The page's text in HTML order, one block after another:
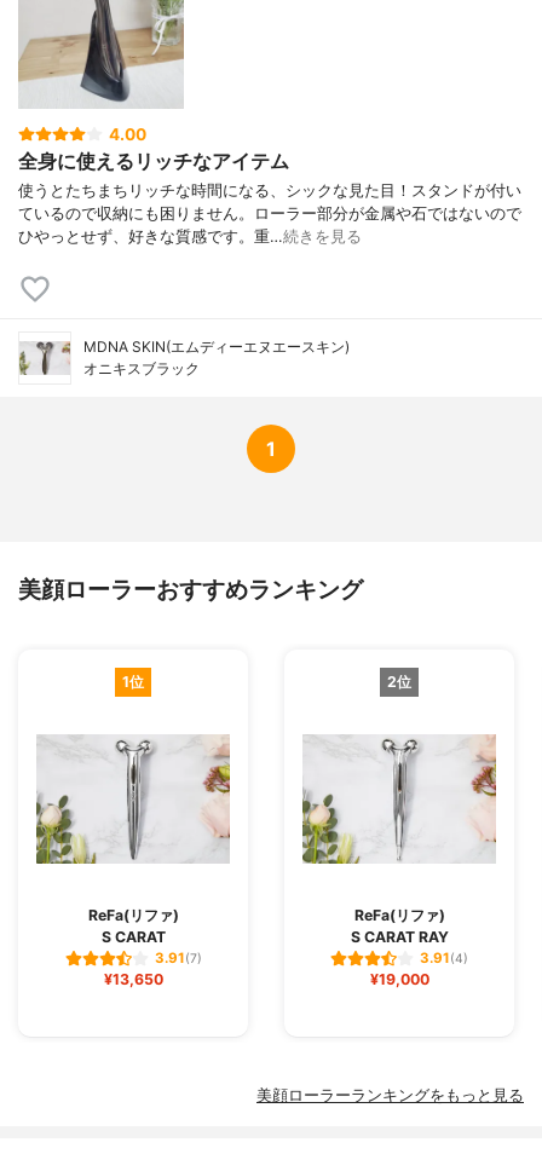
4.00
全身に使えるリッチなアイテム
使うとたちまちリッチな時間になる、シックな見た目！スタンドが付い
ているので収納にも困りません。ローラー部分が金属や石ではないので
ひやっとせず、好きな質感です。重…続きを見る
MDNA SKIN(エムディーエヌエースキン)
オニキスブラック
1
美顔ローラーおすすめランキング
1位
ReFa(リファ)
S CARAT
3.91(7)
¥13,650
2位
ReFa(リファ)
S CARAT RAY
3.91(4)
¥19,000
美顔ローラーランキングをもっと見る